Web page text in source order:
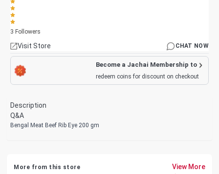
3 Followers
Visit Store CHAT NOW
Become a Jachai Membership to
redeem coins for discount on checkout
Description
Q&A
Bengal Meat Beef Rib Eye 200 gm
More from this store View More